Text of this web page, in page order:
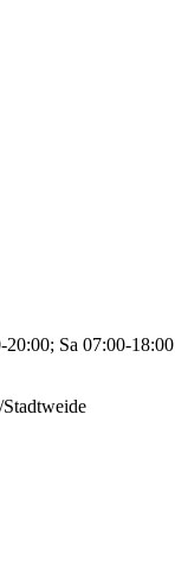
Sa 07:00-18:00